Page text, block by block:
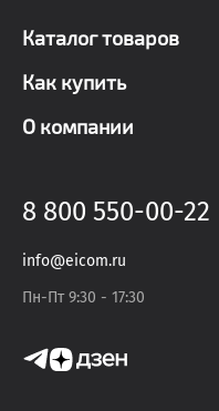
Каталог товаров
Как купить
О компании
8 800 550-00-22
info@eicom.ru
Пн-Пт 9:30 - 17:30